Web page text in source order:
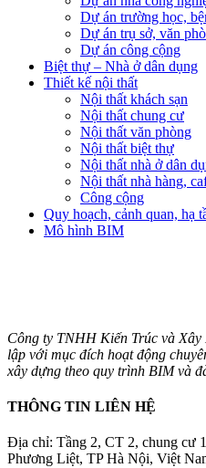
Dự án trường học,
Dự án trụ sở, văn
Dự án công cộng
Biệt thự – Nhà ở dân dụng
Thiết kế nội thất
Nội thất khách sạn
Nội thất chung cư
Nội thất văn phòng
Nội thất biệt thự
Nội thất nhà ở dân
Nội thất nhà hàng,
Công cộng
Quy hoạch, cảnh quan, hạ
Mô hình BIM
Công ty TNHH Kiến Trúc và
lập với mục đích hoạt động
xây dựng theo quy trình BIM và
THÔNG TIN LIÊN HỆ
Địa chỉ: Tầng 2, CT 2, chung cư
Phương Liệt, TP Hà Nội, Việt